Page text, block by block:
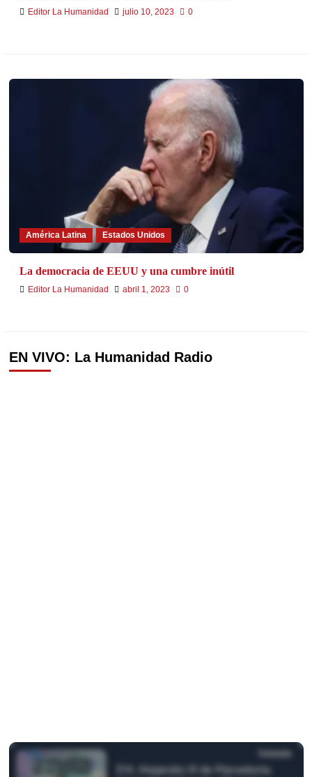
Editor La Humanidad julio 10, 2023 0
América Latina Estados Unidos
La democracia de EEUU y una cumbre inútil
Editor La Humanidad abril 1, 2023 0
EN VIVO: La Humanidad Radio